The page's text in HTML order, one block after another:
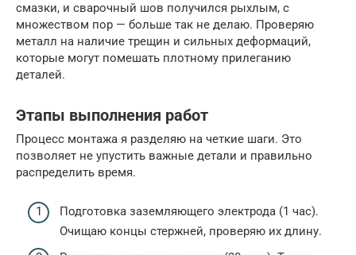
смазки, и сварочный шов получился рыхлым, с
множеством пор — больше так не делаю. Проверяю
металл на наличие трещин и сильных деформаций,
которые могут помешать плотному прилеганию
деталей.
Этапы выполнения работ
Процесс монтажа я разделяю на четкие шаги. Это
позволяет не упустить важные детали и правильно
распределить время.
Подготовка заземляющего электрода (1 час).
Очищаю концы стержней, проверяю их длину.